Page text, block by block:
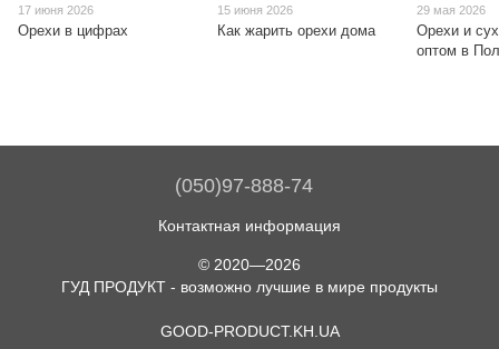
17 июня 2026
Орехи в цифрах
15 июня 2026
Как жарить орехи дома
29 мая 2026
Орехи и
оптом в
(050)97-888-74
Контактная информация
© 2020—2026
ГУД ПРОДУКТ - возможно лучшие в мире продукты
GOOD-PRODUCT.KH.UA